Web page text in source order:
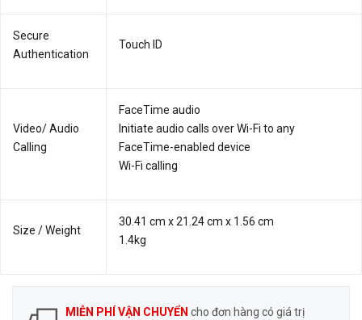
Secure
Authentication
Touch ID
Video/ Audio
Calling
FaceTime audio
Initiate audio calls over Wi-Fi to any
FaceTime-enabled device
Wi-Fi calling
Size / Weight
30.41 cm x 21.24 cm x 1.56 cm
1.4kg
MIỄN PHÍ VẬN CHUYỂN cho đơn hàng có giá trị